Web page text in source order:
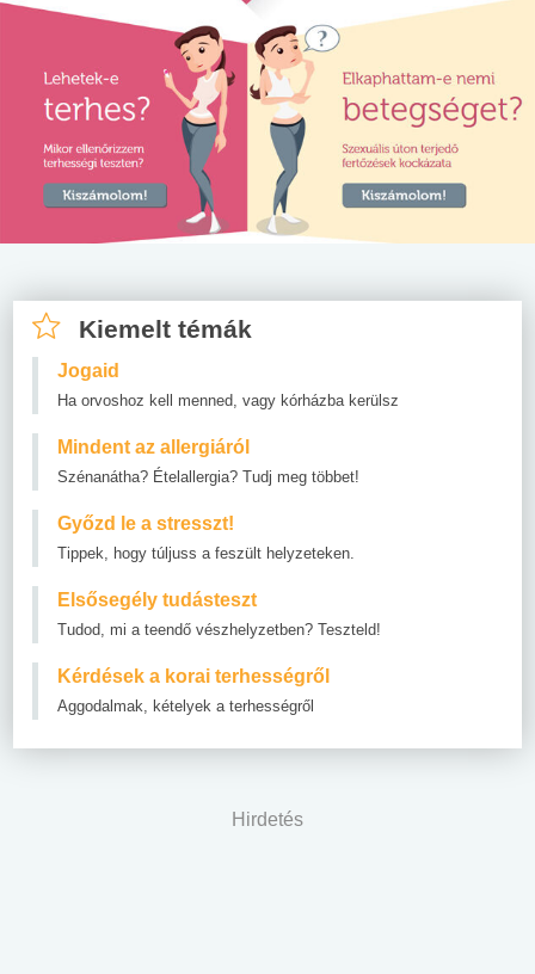
Kiemelt témák
Jogaid
Ha orvoshoz kell menned, vagy kórházba kerülsz
Mindent az allergiáról
Szénanátha? Ételallergia? Tudj meg többet!
Győzd le a stresszt!
Tippek, hogy túljuss a feszült helyzeteken.
Elsősegély tudásteszt
Tudod, mi a teendő vészhelyzetben? Teszteld!
Kérdések a korai terhességről
Aggodalmak, kételyek a terhességről
Hirdetés